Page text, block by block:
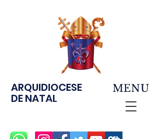
ARQUIDIOCESE
DE NATAL
MENU